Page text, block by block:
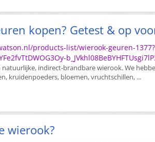
kopen? Getest & op
products-list/wierook-geuren-1377?
natuurlijke, indirect-brandbare wierook. We
kruidenpoeders, bloemen, vruchtschillen, ...
wierook?